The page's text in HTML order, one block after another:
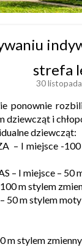
strefa
30
ponownie
dziewcząt i
dziewcząt:
– I miejsce -
– I miejsce – 50
m stylem
50 m stylem
m stylem